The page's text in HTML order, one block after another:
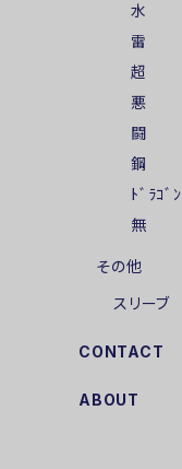
水
雷
超
悪
闘
鋼
ﾄﾞﾗｺﾞﾝ
無
その他
スリーブ
CONTACT
ABOUT